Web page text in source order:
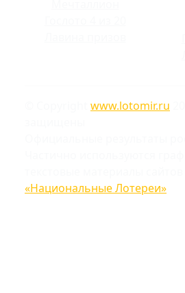
www.lotomir.ru
«Национальные Лотереи»